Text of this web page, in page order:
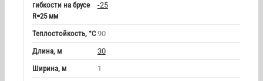
гибкости на брусе
R=25 мм
-25
Теплостойкость, °С 90
Длина, м
30
Ширина, м
1